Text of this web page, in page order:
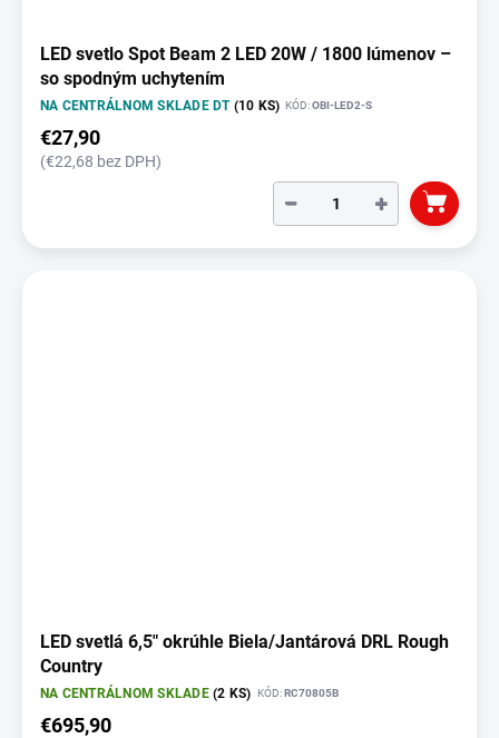
LED svetlo Spot Beam 2 LED 20W / 1800 lúmenov –
so spodným uchytením
NA CENTRÁLNOM SKLADE DT (10 KS) KÓD:OBI-LED2-S
€27,90
(€22,68 bez DPH)
+
−
LED svetlá 6,5" okrúhle Biela/Jantárová DRL Rough
Country
NA CENTRÁLNOM SKLADE(2 KS) KÓD:RC70805B
€695,90